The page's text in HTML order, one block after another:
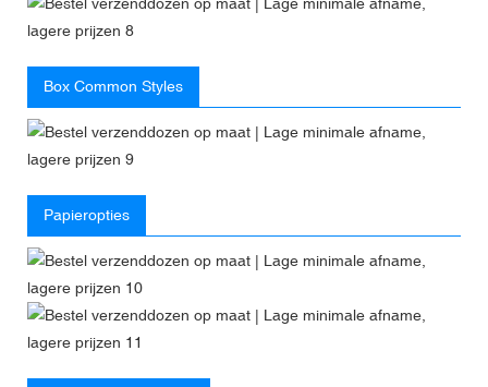
Box Common Styles
Papieropties